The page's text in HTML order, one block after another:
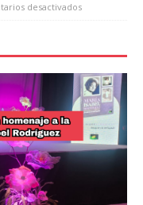
desactivados